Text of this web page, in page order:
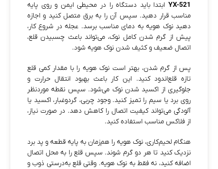
YX-521 ابتدا باید دستگاه را در محیطی ایمن و روی پایه
مناسب قرار دهید. سپس آن را به برق متصل کنید و اجازه
دهید نوک هویه به دمای مناسب برسد. عجله در شروع کار،
پیش از گرم شدن کامل نوک، می‌تواند باعث چسبیدن قلع،
اتصال ضعیف و کثیف شدن نوک هویه شود.
پس از گرم شدن، بهتر است نوک هویه را با مقدار کمی قلع
تازه قلع‌اندود کنید. این کار باعث بهبود انتقال حرارت و
جلوگیری از اکسید شدن نوک می‌شود. سپس نقطه موردنظر
روی برد یا سیم را تمیز کنید. وجود چربی، گردوغبار، اکسید یا
آلودگی می‌تواند کیفیت اتصال را کاهش دهد. در صورت نیاز،
از فلاکس مناسب استفاده کنید.
هنگام لحیم‌کاری، نوک هویه را هم‌زمان به پایه قطعه و پد برد
نزدیک کنید تا هر دو گرم شوند. سپس قلع را به محل اتصال
اضافه کنید، نه فقط به نوک هویه. وقتی قلع به‌درستی ذوب و